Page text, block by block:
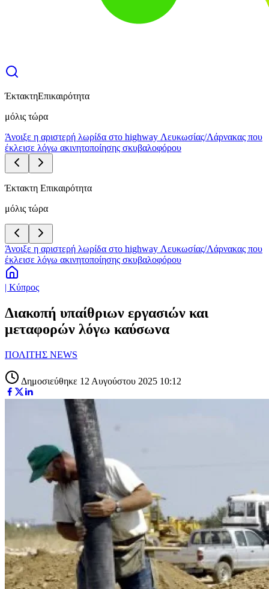
ΈκτακτηΕπικαιρότητα
μόλις τώρα
Άνοιξε η αριστερή λωρίδα στο highway Λευκωσίας/Λάρνακας που
έκλεισε λόγω ακινητοποίησης σκυβαλοφόρου
Έκτακτη Επικαιρότητα
μόλις τώρα
Άνοιξε η αριστερή λωρίδα στο highway Λευκωσίας/Λάρνακας που
έκλεισε λόγω ακινητοποίησης σκυβαλοφόρου
| Κύπρος
Διακοπή υπαίθριων εργασιών και
μεταφορών λόγω καύσωνα
ΠΟΛΙΤΗΣ NEWS
Δημοσιεύθηκε 12 Αυγούστου 2025 10:12